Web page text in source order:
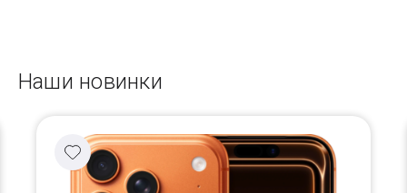
Наши новинки